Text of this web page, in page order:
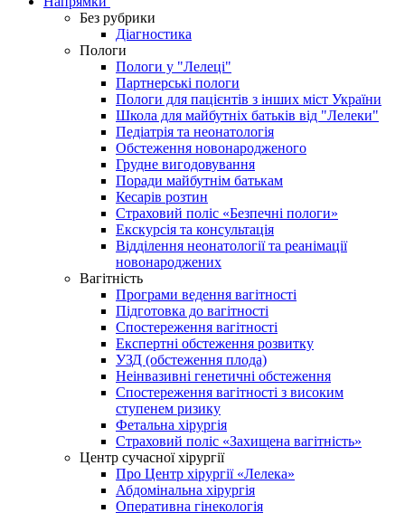
Без рубрики
Діагностика
Пологи
Пологи у "Лелеці"
Партнерські пологи
Пологи для пацієнтів з інших міст України
Школа для майбутніх батьків від "Лелеки"
Педіатрія та неонатологія
Обстеження новонародженого
Грудне вигодовування
Поради майбутнім батькам
Кесарів розтин
Страховий поліс «Безпечні пологи»
Екскурсія та консультація
Відділення неонатології та реанімації
новонароджених
Вагітність
Програми ведення вагітності
Підготовка до вагітності
Спостереження вагітності
Експертні обстеження розвитку
УЗД (обстеження плода)
Неінвазивні генетичні обстеження
Спостереження вагітності з високим
ступенем ризику
Фетальна хірургія
Страховий поліс «Захищена вагітність»
Центр сучасної хірургії
Про Центр хірургії «Лелека»
Абдомінальна хірургія
Оперативна гінекологія